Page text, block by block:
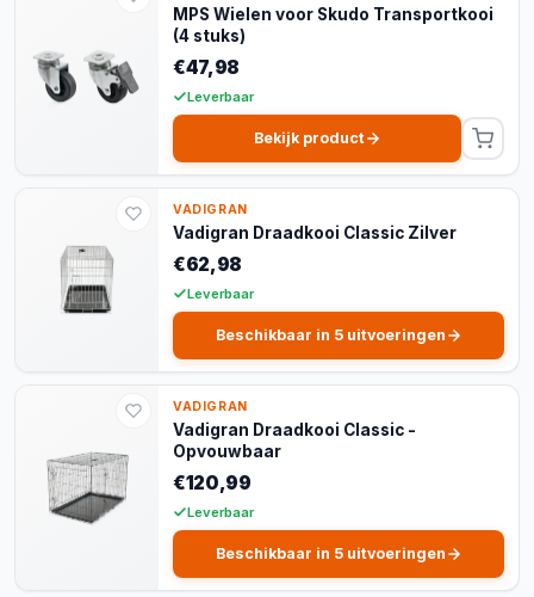
MPS Wielen voor Skudo Transportkooi
(4 stuks)
€47,98
Leverbaar
Bekijk product
VADIGRAN
Vadigran Draadkooi Classic Zilver
€62,98
Leverbaar
Beschikbaar in 5 uitvoeringen
VADIGRAN
Vadigran Draadkooi Classic -
Opvouwbaar
€120,99
Leverbaar
Beschikbaar in 5 uitvoeringen